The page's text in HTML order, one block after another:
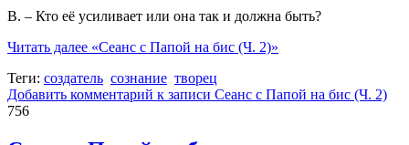
В. – Кто её усиливает или она так и должна быть?
Читать далее «Сеанс с Папой на бис (Ч. 2)»
Теги: создатель сознание творец
Добавить комментарий к записи Сеанс с Папой на бис (Ч. 2)
756